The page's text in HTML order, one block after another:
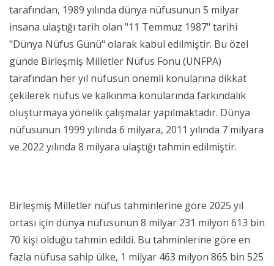
tarafından, 1989 yılında dünya nüfusunun 5 milyar
insana ulaştığı tarih olan "11 Temmuz 1987" tarihi
"Dünya Nüfus Günü" olarak kabul edilmiştir. Bu özel
günde Birleşmiş Milletler Nüfus Fonu (UNFPA)
tarafından her yıl nüfusun önemli konularına dikkat
çekilerek nüfus ve kalkınma konularında farkındalık
oluşturmaya yönelik çalışmalar yapılmaktadır. Dünya
nüfusunun 1999 yılında 6 milyara, 2011 yılında 7 milyara
ve 2022 yılında 8 milyara ulaştığı tahmin edilmiştir.
Birleşmiş Milletler nüfus tahminlerine göre 2025 yıl
ortası için dünya nüfusunun 8 milyar 231 milyon 613 bin
70 kişi olduğu tahmin edildi. Bu tahminlerine göre en
fazla nüfusa sahip ülke, 1 milyar 463 milyon 865 bin 525